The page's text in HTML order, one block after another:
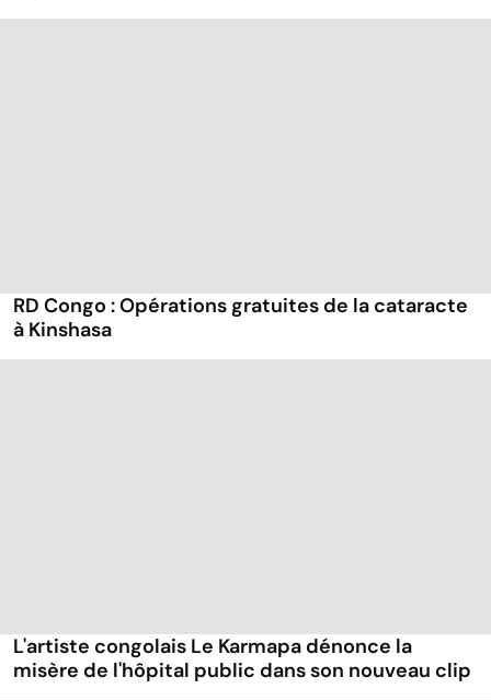
RD Congo : Opérations gratuites de la cataracte
à Kinshasa
L'artiste congolais Le Karmapa dénonce la
misère de l'hôpital public dans son nouveau clip